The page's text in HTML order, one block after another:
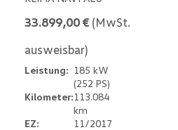
33.899,00 € (MwSt.
ausweisbar)
Leistung: 185 kW
(252 PS)
Kilometer:113.084
km
EZ:
11/2017